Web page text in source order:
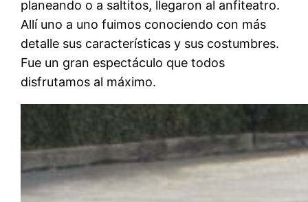
planeando o a saltitos, llegaron al anfiteatro.
Allí uno a uno fuimos conociendo con más
detalle sus características y sus costumbres.
Fue un gran espectáculo que todos
disfrutamos al máximo.